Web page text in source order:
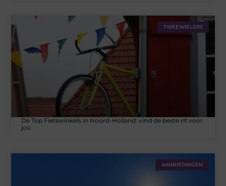
TWEEWIELERS
De Top Fietswinkels in Noord-Holland: vind de beste rit voor
jou
AANBIEDINGEN